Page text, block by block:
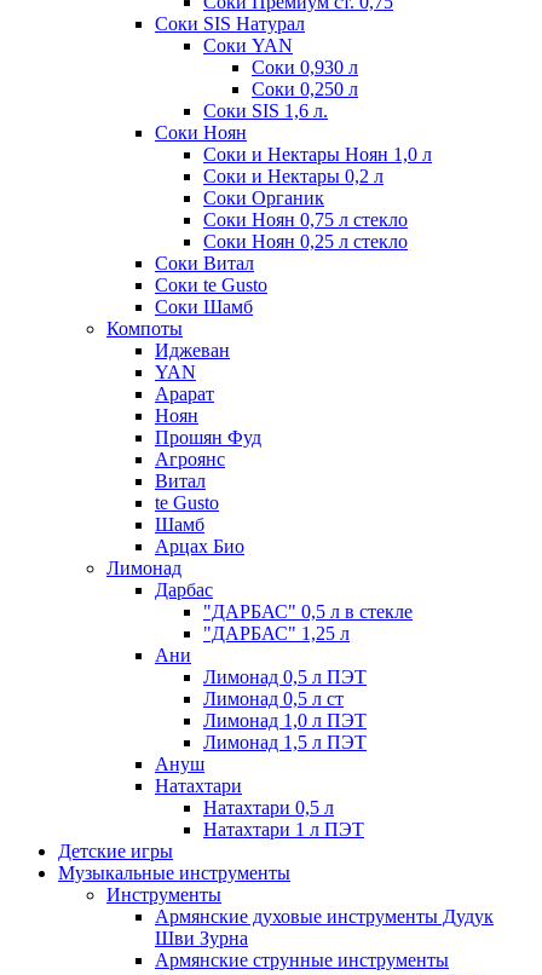
Соки SIS Натурал
Соки YAN
Соки 0,930 л
Соки 0,250 л
Соки SIS 1,6 л.
Соки Ноян
Соки и Нектары Ноян 1,0 л
Соки и Нектары 0,2 л
Соки Органик
Соки Ноян 0,75 л стекло
Соки Ноян 0,25 л стекло
Соки Витал
Соки te Gusto
Соки Шамб
Компоты
Иджеван
YAN
Арарат
Ноян
Прошян Фуд
Агроянс
Витал
te Gusto
Шамб
Арцах Био
Лимонад
Дарбас
"ДАРБАС" 0,5 л в стекле
"ДАРБАС" 1,25 л
Ани
Лимонад 0,5 л ПЭТ
Лимонад 0,5 л ст
Лимонад 1,0 л ПЭТ
Лимонад 1,5 л ПЭТ
Ануш
Натахтари
Натахтари 0,5 л
Натахтари 1 л ПЭТ
Детские игры
Музыкальные инструменты
Инструменты
Армянские духовые инструменты Дудук
Шви Зурна
Армянские струнные инструменты